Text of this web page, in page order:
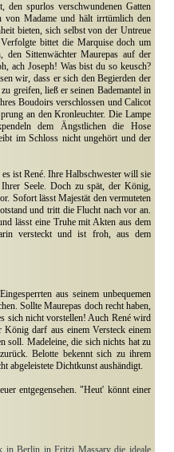
spurlos verschwundenen Gatten
von Madame und hält irrtümlich den
bieten, sich selbst von der Untreue
bittet die Marquise doch um
Sittenwächter Maurepas auf der
ach Joseph! Was bist du so keusch?
wir, dass er sich den Begierden der
greifen, ließ er seinen Bademantel in
Boudoirs verschlossen und Calicot
an den Kronleuchter. Die Lampe
dem Ängstlichen die Hose
im Schloss nicht ungehört und der
ist René. Ihre Halbschwester will sie
Seele. Doch zu spät, der König,
Sofort lässt Majestät den vermuteten
und tritt die Flucht nach vor an.
lässt eine Truhe mit Akten aus dem
versteckt und ist froh, aus dem
aus seinem unbequemen
Sollte Maurepas doch recht haben,
sich nicht vorstellen! Auch René wird
König darf aus einem Versteck einem
soll. Madeleine, die sich nichts hat zu
Belotte bekennt sich zu ihrem
abgeleistete Dichtkunst aushändigt.
entgegensehen. "Heut' könnt einer